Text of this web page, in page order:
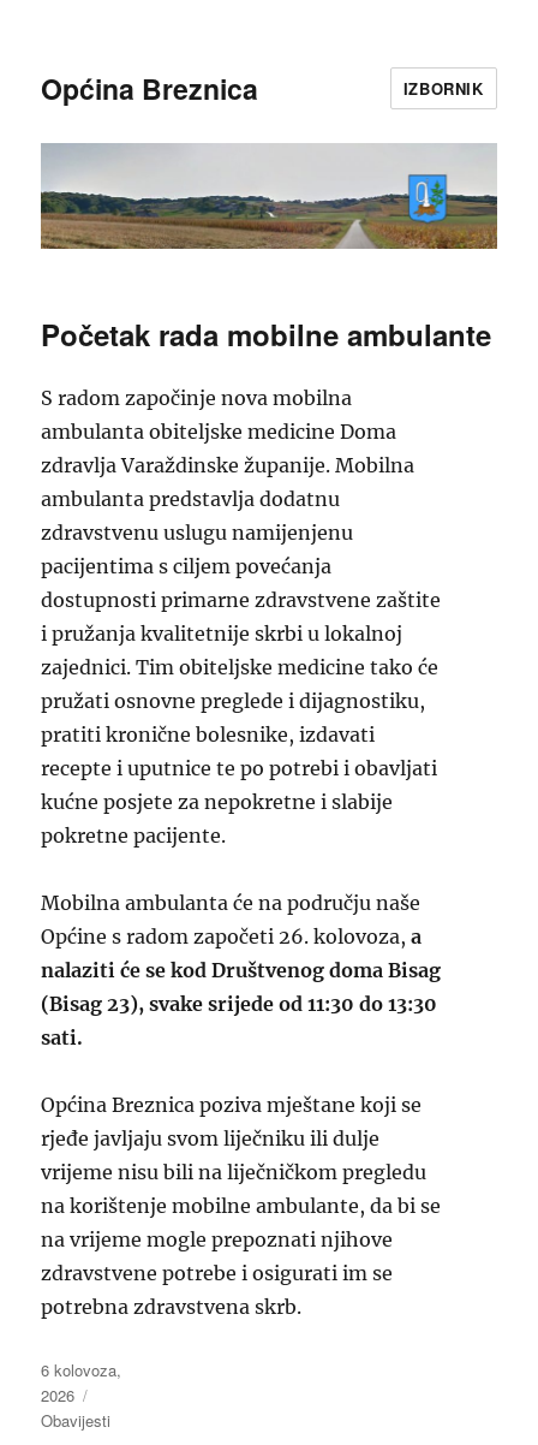
Općina Breznica IZBORNIK
Početak rada mobilne ambulante
S radom započinje nova mobilna
ambulanta obiteljske medicine Doma
zdravlja Varaždinske županije. Mobilna
ambulanta predstavlja dodatnu
zdravstvenu uslugu namijenjenu
pacijentima s ciljem povećanja
dostupnosti primarne zdravstvene zaštite
i pružanja kvalitetnije skrbi u lokalnoj
zajednici. Tim obiteljske medicine tako će
pružati osnovne preglede i dijagnostiku,
pratiti kronične bolesnike, izdavati
recepte i uputnice te po potrebi i obavljati
kućne posjete za nepokretne i slabije
pokretne pacijente.
Mobilna ambulanta će na području naše
Općine s radom započeti 26. kolovoza,a
nalaziti će se kod Društvenog doma Bisag
(Bisag 23), svake srijede od 11:30 do 13:30
sati.
Općina Breznica poziva mještane koji se
rjeđe javljaju svom liječniku ili dulje
vrijeme nisu bili na liječničkom pregledu
na korištenje mobilne ambulante, da bi se
na vrijeme mogle prepoznati njihove
zdravstvene potrebe i osigurati im se
potrebna zdravstvena skrb.
Objavljeno
dana
6 kolovoza,
2026
Obavijesti